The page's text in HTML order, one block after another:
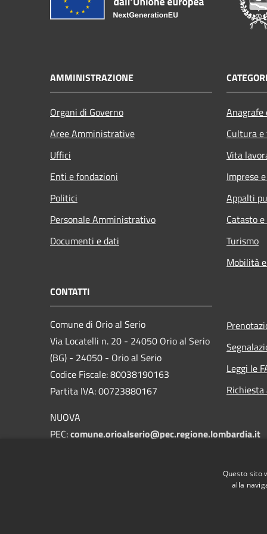
AMMINISTRAZIONE
Organi di Governo
Aree Amministrative
Uffici
Enti e fondazioni
Politici
Personale Amministrativo
Documenti e dati
Cultura
Vita
Imprese
Appalti
Catasto
Turismo
Mobilità
CONTATTI
Comune di Orio al Serio
Via Locatelli n. 20 - 24050 Orio al Serio
(BG) - 24050 - Orio al Serio
Codice Fiscale: 80038190163
Partita IVA: 00723880167
NUOVA
PEC:comune.orioalserio@pec.regione.lombardia.it
Leggi le
Questo sito
alla